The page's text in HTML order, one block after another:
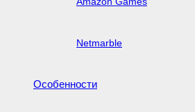
Netmarble
Особенности